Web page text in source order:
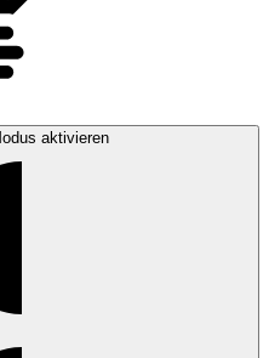
aktivieren